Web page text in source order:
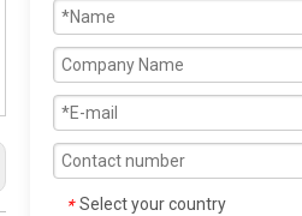
* Select your country